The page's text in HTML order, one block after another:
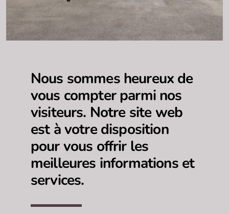
Nous sommes heureux de
vous compter parmi nos
visiteurs. Notre site web
est à votre disposition
pour vous offrir les
meilleures informations et
services.